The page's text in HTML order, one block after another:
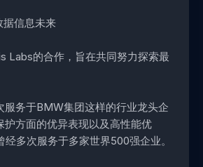
据信息未来
Labs的合作，旨在共同努力探索最
服务于BMW集团这样的行业龙头企
护方面的优异表现以及高性能优
经多次服务于多家世界500强企业。